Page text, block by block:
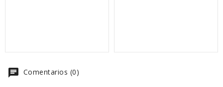
chat Comentarios (0)